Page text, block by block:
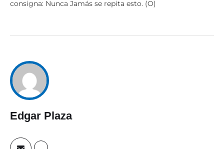
consigna: Nunca Jamás se repita esto. (O)
Edgar Plaza